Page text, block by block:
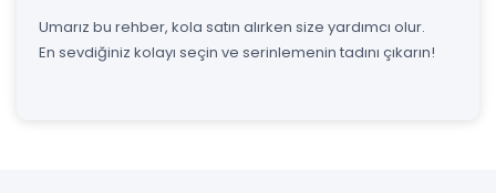
Umarız bu rehber, kola satın alırken size yardımcı olur.
En sevdiğiniz kolayı seçin ve serinlemenin tadını çıkarın!